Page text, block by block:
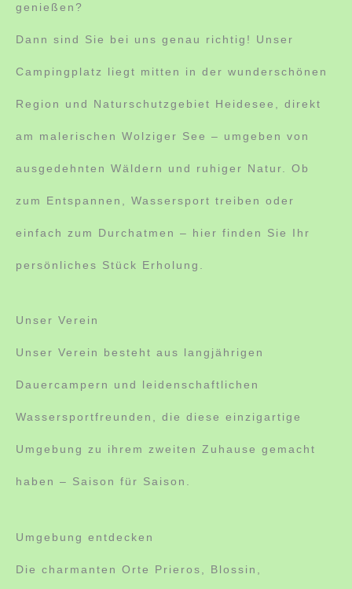
genießen?
Dann sind Sie bei uns genau richtig! Unser
Campingplatz liegt mitten in der wunderschönen
Region und Naturschutzgebiet Heidesee, direkt
am malerischen Wolziger See – umgeben von
ausgedehnten Wäldern und ruhiger Natur. Ob
zum Entspannen, Wassersport treiben oder
einfach zum Durchatmen – hier finden Sie Ihr
persönliches Stück Erholung.
Unser Verein
Unser Verein besteht aus langjährigen
Dauercampern und leidenschaftlichen
Wassersportfreunden, die diese einzigartige
Umgebung zu ihrem zweiten Zuhause gemacht
haben – Saison für Saison.
Umgebung entdecken
Die charmanten Orte Prieros, Blossin,